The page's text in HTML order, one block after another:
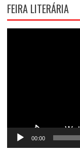
FEIRA LITERÁRIA
00:00